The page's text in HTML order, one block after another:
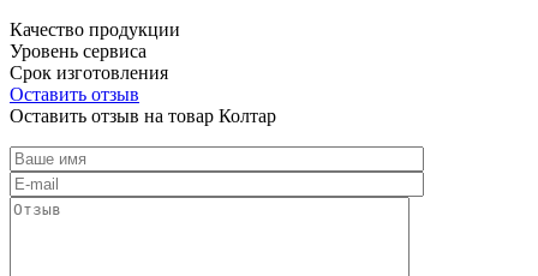
Качество продукции
Уровень сервиса
Срок изготовления
Оставить отзыв
Оставить отзыв на товар Колтар